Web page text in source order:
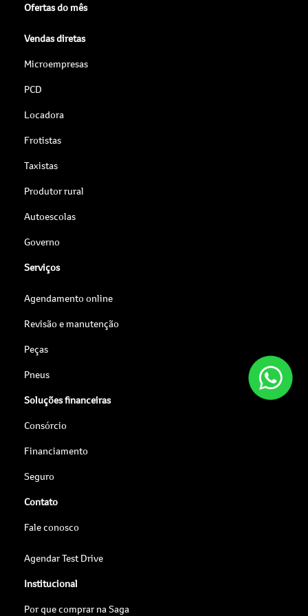
Ofertas do mês
Vendas diretas
Microempresas
PCD
Locadora
Frotistas
Taxistas
Produtor rural
Autoescolas
Governo
Serviços
Agendamento online
Revisão e manutenção
Peças
Pneus
Soluções financeiras
Consórcio
Financiamento
Seguro
Contato
Fale conosco
Agendar Test Drive
Institucional
Por que comprar na Saga